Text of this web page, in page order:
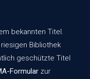
bekannten Titel.
Bibliothek
geschützte Titel
Formular zur